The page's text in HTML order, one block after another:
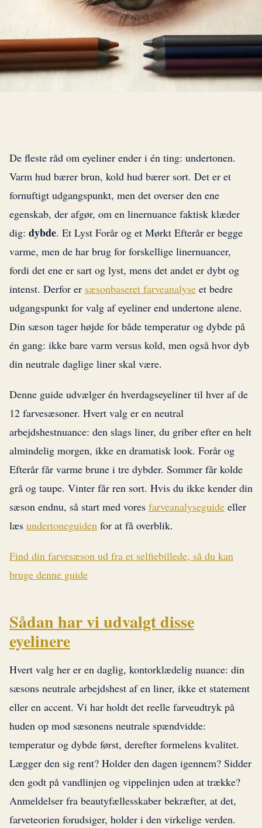
De fleste råd om eyeliner ender i én ting: undertonen.
Varm hud bærer brun, kold hud bærer sort. Det er et
fornuftigt udgangspunkt, men det overser den ene
egenskab, der afgør, om en linernuance faktisk klæder
dig: dybde. Et Lyst Forår og et Mørkt Efterår er begge
varme, men de har brug for forskellige linernuancer,
fordi det ene er sart og lyst, mens det andet er dybt og
intenst. Derfor er sæsonbaseret farveanalyse et bedre
udgangspunkt for valg af eyeliner end undertone alene.
Din sæson tager højde for både temperatur og dybde på
én gang: ikke bare varm versus kold, men også hvor dyb
din neutrale daglige liner skal være.
Denne guide udvælger én hverdagseyeliner til hver af de
12 farvesæsoner. Hvert valg er en neutral
arbejdshestnuance: den slags liner, du griber efter en helt
almindelig morgen, ikke en dramatisk look. Forår og
Efterår får varme brune i tre dybder. Sommer får kolde
grå og taupe. Vinter får ren sort. Hvis du ikke kender din
sæson endnu, så start med vores farveanalyseguide eller
læs undertoneguiden for at få overblik.
Find din farvesæson ud fra et selfiebillede, så du kan
bruge denne guide
Sådan har vi udvalgt disse
eyelinere
Hvert valg her er en daglig, kontorklædelig nuance: din
sæsons neutrale arbejdshest af en liner, ikke et statement
eller en accent. Vi har holdt det reelle farveudtryk på
huden op mod sæsonens neutrale spændvidde:
temperatur og dybde først, derefter formelens kvalitet.
Lægger den sig rent? Holder den dagen igennem? Sidder
den godt på vandlinjen og vippelinjen uden at trække?
Anmeldelser fra beautyfællesskaber bekræfter, at det,
farveteorien forudsiger, holder i den virkelige verden.